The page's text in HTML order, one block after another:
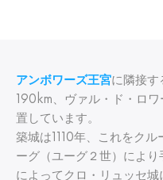
アンボワーズ王宮に隣接す
190km、ヴァル・ド・ロ
置しています。
築城は1110年、これをク
ーグ（ユーグ２世）によ
によってクロ・リュッセ